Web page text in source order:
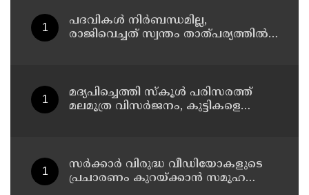
പദവികള്‍ നിര്‍ബന്ധമില്ല,
രാജിവെച്ചത് സ്വന്തം താത്പര്യത്തില്‍;
മദ്യപിച്ചെത്തി സ്‌കൂള്‍ പരിസരത്ത്
മലമൂത്ര വിസര്‍ജനം, കുട്ടികളെ
സര്‍ക്കാര്‍ വിരുദ്ധ വീഡിയോകളുടെ
പ്രചാരണം കുറയ്ക്കാന്‍ സമൂഹ